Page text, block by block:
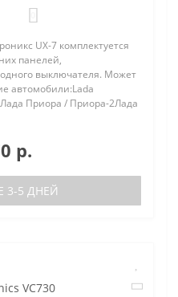
UX-7 комплектуется
панелей,
выключателя. Может
автомобили:Lada
Приора / Приора-2Лада
р.
5 ДНЕЙ